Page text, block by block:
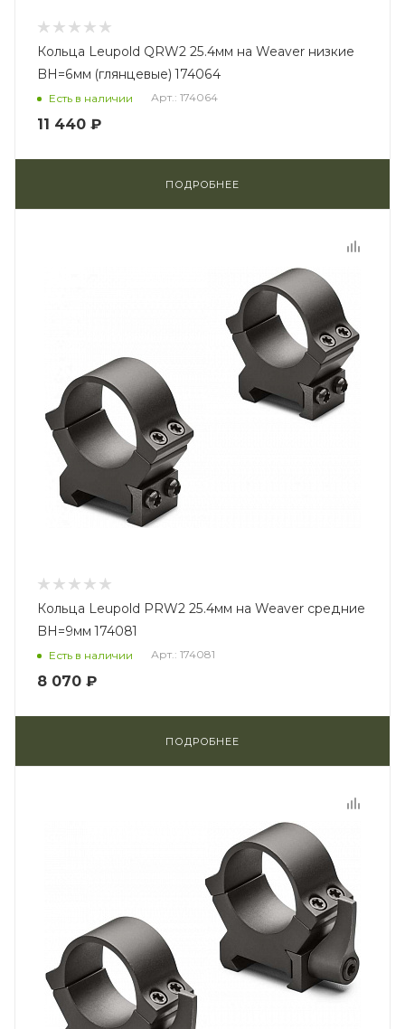
Кольца Leupold QRW2 25.4мм на Weaver низкие
BH=6мм (глянцевые) 174064
Есть в наличии Арт.: 174064
11 440 ₽
ПОДРОБНЕЕ
Кольца Leupold PRW2 25.4мм на Weaver средние
BH=9мм 174081
Есть в наличии Арт.: 174081
8 070 ₽
ПОДРОБНЕЕ